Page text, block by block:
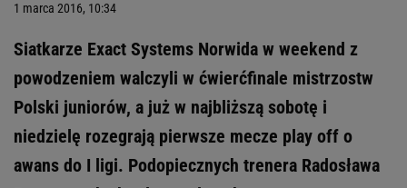
1 marca 2016, 10:34
Siatkarze Exact Systems Norwida w weekend z
powodzeniem walczyli w ćwierćfinale mistrzostw
Polski juniorów, a już w najbliższą sobotę i
niedzielę rozegrają pierwsze mecze play off o
awans do I ligi. Podopiecznych trenera Radosława